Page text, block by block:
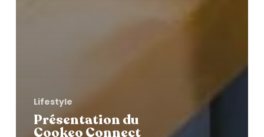
Lifestyle
Présentation du
Cookeo Connect